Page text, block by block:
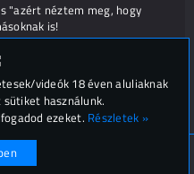
"azért néztem meg, hogy
is!
(
Kapcsolat, impresszum
videók 18 éven aluliaknak
használunk.
ezeket. Részletek »